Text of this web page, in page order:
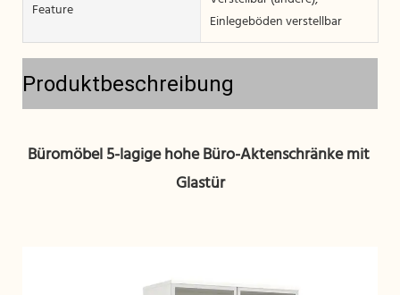
Feature
Einlegeböden verstellbar
Produktbeschreibung
Büromöbel 5-lagige hohe Büro-Aktenschränke mit
Glastür